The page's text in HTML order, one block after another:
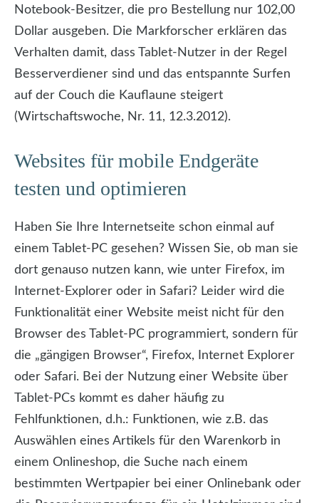
Notebook-Besitzer, die pro Bestellung nur 102,00
Dollar ausgeben. Die Markforscher erklären das
Verhalten damit, dass Tablet-Nutzer in der Regel
Besserverdiener sind und das entspannte Surfen
auf der Couch die Kauflaune steigert
(Wirtschaftswoche, Nr. 11, 12.3.2012).
Websites für mobile Endgeräte
testen und optimieren
Haben Sie Ihre Internetseite schon einmal auf
einem Tablet-PC gesehen? Wissen Sie, ob man sie
dort genauso nutzen kann, wie unter Firefox, im
Internet-Explorer oder in Safari? Leider wird die
Funktionalität einer Website meist nicht für den
Browser des Tablet-PC programmiert, sondern für
die „gängigen Browser“, Firefox, Internet Explorer
oder Safari. Bei der Nutzung einer Website über
Tablet-PCs kommt es daher häufig zu
Fehlfunktionen, d.h.: Funktionen, wie z.B. das
Auswählen eines Artikels für den Warenkorb in
einem Onlineshop, die Suche nach einem
bestimmten Wertpapier bei einer Onlinebank oder